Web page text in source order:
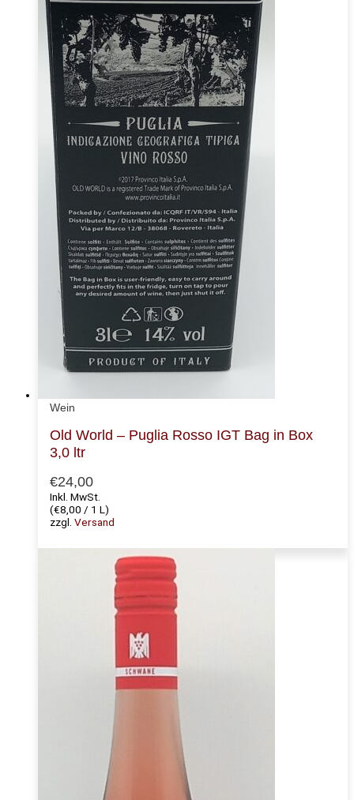
Wein
Old World – Puglia Rosso IGT Bag in Box
3,0 ltr
€24,00
Inkl. MwSt.
(€8,00 / 1 L)
zzgl. Versand